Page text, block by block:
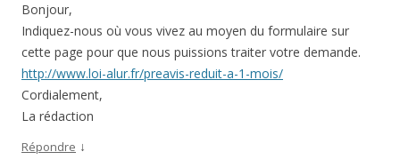
Bonjour,
Indiquez-nous où vous vivez au moyen du formulaire sur
cette page pour que nous puissions traiter votre demande.
http://www.loi-alur.fr/preavis-reduit-a-1-mois/
Cordialement,
La rédaction
Répondre ↓